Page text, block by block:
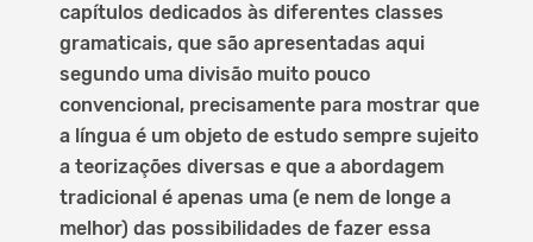
capítulos dedicados às diferentes classes
gramaticais, que são apresentadas aqui
segundo uma divisão muito pouco
convencional, precisamente para mostrar que
a língua é um objeto de estudo sempre sujeito
a teorizações diversas e que a abordagem
tradicional é apenas uma (e nem de longe a
melhor) das possibilidades de fazer essa